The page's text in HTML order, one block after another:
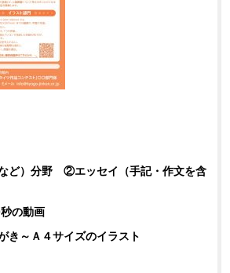
ど）分野 ②エッセイ（手記・作文を含
の動画
き～Ａ４サイズのイラスト